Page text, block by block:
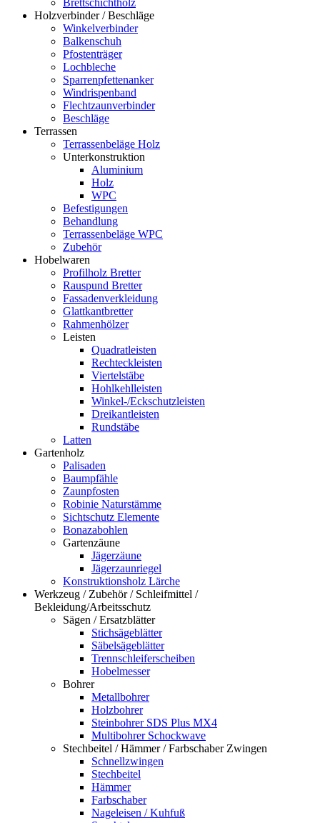
Brettschichtholz
Holzverbinder / Beschläge
Winkelverbinder
Balkenschuh
Pfostenträger
Lochbleche
Sparrenpfettenanker
Windrispenband
Flechtzaunverbinder
Beschläge
Terrassen
Terrassenbeläge Holz
Unterkonstruktion
Aluminium
Holz
WPC
Befestigungen
Behandlung
Terrassenbeläge WPC
Zubehör
Hobelwaren
Profilholz Bretter
Rauspund Bretter
Fassadenverkleidung
Glattkantbretter
Rahmenhölzer
Leisten
Quadratleisten
Rechteckleisten
Viertelstäbe
Hohlkehlleisten
Winkel-/Eckschutzleisten
Dreikantleisten
Rundstäbe
Latten
Gartenholz
Palisaden
Baumpfähle
Zaunpfosten
Robinie Naturstämme
Sichtschutz Elemente
Bonazabohlen
Gartenzäune
Jägerzäune
Jägerzaunriegel
Konstruktionsholz Lärche
Werkzeug / Zubehör / Schleifmittel /
Bekleidung/Arbeitsschutz
Sägen / Ersatzblätter
Stichsägeblätter
Säbelsägeblätter
Trennschleiferscheiben
Hobelmesser
Bohrer
Metallbohrer
Holzbohrer
Steinbohrer SDS Plus MX4
Multibohrer Schockwave
Stechbeitel / Hämmer / Farbschaber Zwingen
Schnellzwingen
Stechbeitel
Hämmer
Farbschaber
Nageleisen / Kuhfuß